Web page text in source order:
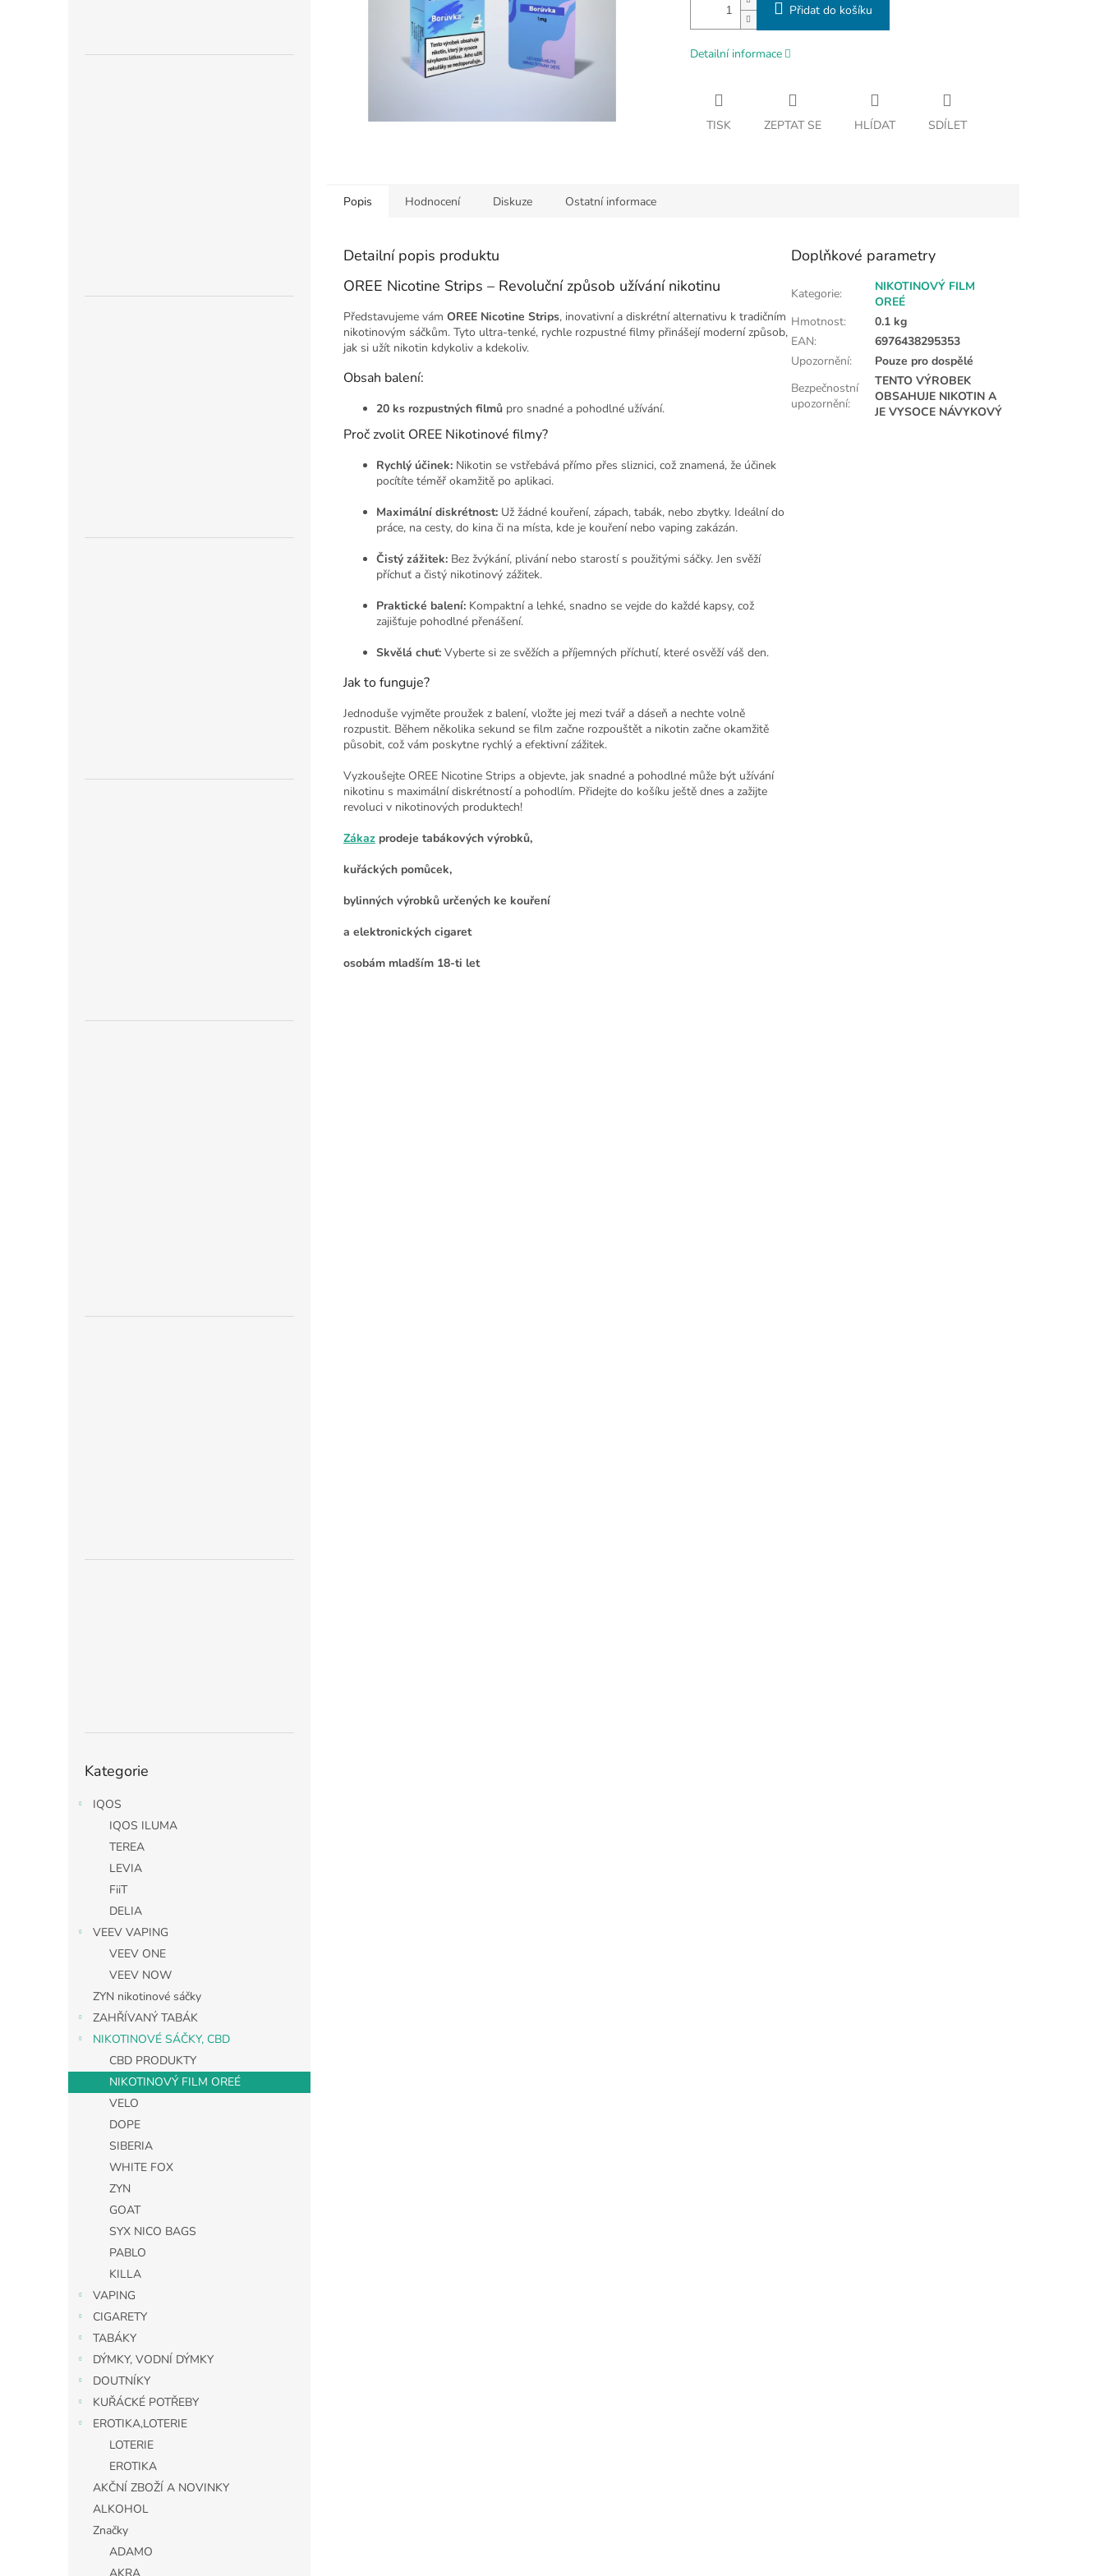
kategorie
Kategorie
IQOS
IQOS ILUMA
TEREA
LEVIA
FiiT
DELIA
VEEV VAPING
VEEV ONE
VEEV NOW
ZYN nikotinové sáčky
ZAHŘÍVANÝ TABÁK
NIKOTINOVÉ SÁČKY, CBD
CBD PRODUKTY
NIKOTINOVÝ FILM OREÉ
VELO
DOPE
SIBERIA
WHITE FOX
ZYN
GOAT
SYX NICO BAGS
PABLO
KILLA
VAPING
CIGARETY
TABÁKY
DÝMKY, VODNÍ DÝMKY
DOUTNÍKY
KUŘÁCKÉ POTŘEBY
EROTIKA,LOTERIE
LOTERIE
EROTIKA
AKČNÍ ZBOŽÍ A NOVINKY
ALKOHOL
Značky
ADAMO
AKRA
Přidat do košíku
Detailní informace
TISK ZEPTAT SE HLÍDAT SDÍLET
Popis Hodnocení Diskuze Ostatní informace
Detailní popis produktu
OREE Nicotine Strips – Revoluční způsob užívání nikotinu
Představujeme vám OREE Nicotine Strips, inovativní a diskrétní alternativu k tradičním
nikotinovým sáčkům. Tyto ultra-tenké, rychle rozpustné filmy přinášejí moderní způsob,
jak si užít nikotin kdykoliv a kdekoliv.
Obsah balení:
20 ks rozpustných filmů pro snadné a pohodlné užívání.
Proč zvolit OREE Nikotinové filmy?
Rychlý účinek: Nikotin se vstřebává přímo přes sliznici, což znamená, že účinek
pocítíte téměř okamžitě po aplikaci.
Maximální diskrétnost: Už žádné kouření, zápach, tabák, nebo zbytky. Ideální do
práce, na cesty, do kina či na místa, kde je kouření nebo vaping zakázán.
Čistý zážitek: Bez žvýkání, plivání nebo starostí s použitými sáčky. Jen svěží
příchuť a čistý nikotinový zážitek.
Praktické balení: Kompaktní a lehké, snadno se vejde do každé kapsy, což
zajišťuje pohodlné přenášení.
Skvělá chuť: Vyberte si ze svěžích a příjemných příchutí, které osvěží váš den.
Jak to funguje?
Jednoduše vyjměte proužek z balení, vložte jej mezi tvář a dáseň a nechte volně
rozpustit. Během několika sekund se film začne rozpouštět a nikotin začne okamžitě
působit, což vám poskytne rychlý a efektivní zážitek.
Vyzkoušejte OREE Nicotine Strips a objevte, jak snadné a pohodlné může být užívání
nikotinu s maximální diskrétností a pohodlím. Přidejte do košíku ještě dnes a zažijte
revoluci v nikotinových produktech!
Zákaz prodeje tabákových výrobků,
kuřáckých pomůcek,
bylinných výrobků určených ke kouření
a elektronických cigaret
osobám mladším 18-ti let
Doplňkové parametry
Kategorie:
NIKOTINOVÝ FILM
OREÉ
Hmotnost:
0.1 kg
EAN:
6976438295353
Upozornění:
Pouze pro dospělé
Bezpečnostní
upozornění:
TENTO VÝROBEK
OBSAHUJE NIKOTIN A
JE VYSOCE NÁVYKOVÝ